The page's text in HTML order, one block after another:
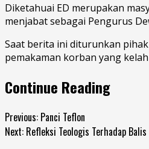
Diketahuai ED merupakan
menjabat sebagai Pengurus
Saat berita ini diturunkan
pemakaman korban yang
Continue Reading
Previous: Panci Teflon
Next: Refleksi Teologis Terhadap Balis